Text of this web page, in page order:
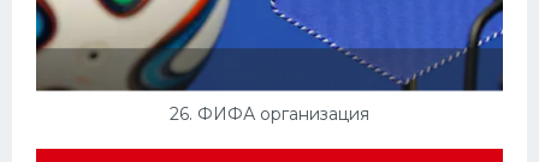
26. ФИФА организация